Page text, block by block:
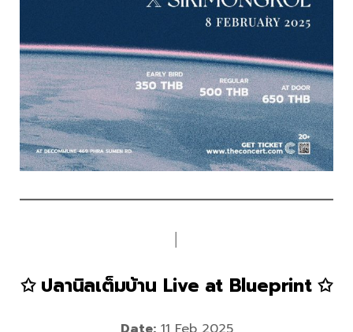
✩ ปลานิลเต็มบ้าน Live at Blueprint ✩